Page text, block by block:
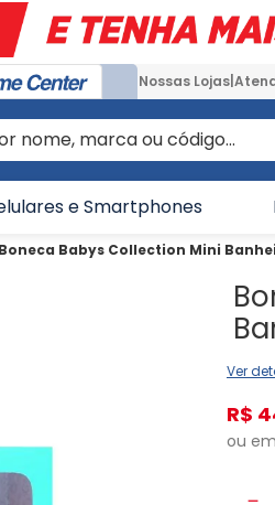
Nossas Lojas
marca ou código...
e Smartphones
Boneca Babys Collection Mini
Ver
R$
ou